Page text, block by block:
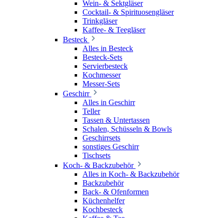
Wein- & Sektgläser
Cocktail- & Spirituosengläser
Trinkgläser
Kaffee- & Teegläser
Besteck
Alles in Besteck
Besteck-Sets
Servierbesteck
Kochmesser
Messer-Sets
Geschirr
Alles in Geschirr
Teller
Tassen & Untertassen
Schalen, Schüsseln & Bowls
Geschirrsets
sonstiges Geschirr
Tischsets
Koch- & Backzubehör
Alles in Koch- & Backzubehör
Backzubehör
Back- & Ofenformen
Küchenhelfer
Kochbesteck